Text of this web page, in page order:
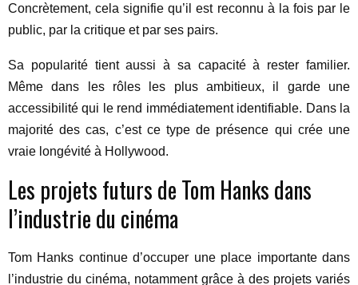
Concrètement, cela signifie qu’il est reconnu à la fois par le
public, par la critique et par ses pairs.
Sa popularité tient aussi à sa capacité à rester familier.
Même dans les rôles les plus ambitieux, il garde une
accessibilité qui le rend immédiatement identifiable. Dans la
majorité des cas, c’est ce type de présence qui crée une
vraie longévité à Hollywood.
Les projets futurs de Tom Hanks dans
l’industrie du cinéma
Tom Hanks continue d’occuper une place importante dans
l’industrie du cinéma, notamment grâce à des projets variés